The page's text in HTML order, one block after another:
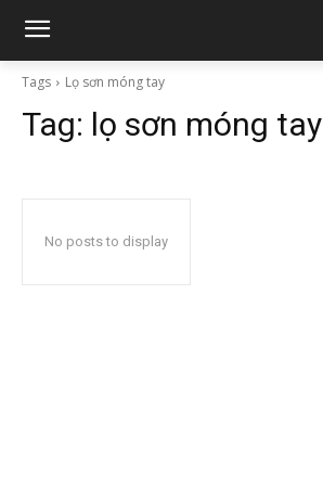
Tags Lọ sơn móng tay
Tag: lọ sơn móng tay
No posts to display